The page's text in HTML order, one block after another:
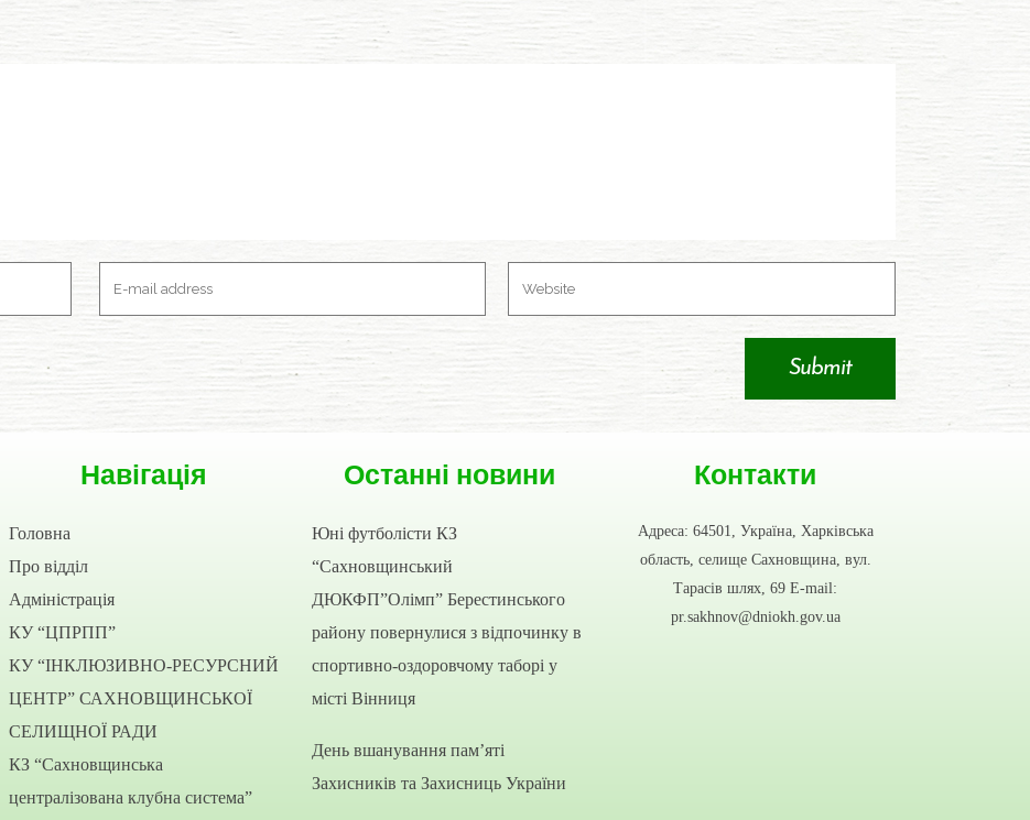
Навігація
Головна
Про відділ
Адміністрація
КУ “ЦПРПП”
КУ “ІНКЛЮЗИВНО-РЕСУРСНИЙ
ЦЕНТР” САХНОВЩИНСЬКОЇ
СЕЛИЩНОЇ РАДИ
КЗ “Сахновщинська
централізована клубна система”
Останні новини
Юні футболісти КЗ
“Сахновщинський
ДЮКФП”Олімп” Берестинського
району повернулися з відпочинку в
спортивно-оздоровчому таборі у
місті Вінниця
День вшанування пам’яті
Захисників та Захисниць України
Контакти
Адреса: 64501, Україна, Харківська
область, селище Сахновщина, вул.
Тарасів шлях, 69 E-mail:
pr.sakhnov@dniokh.gov.ua